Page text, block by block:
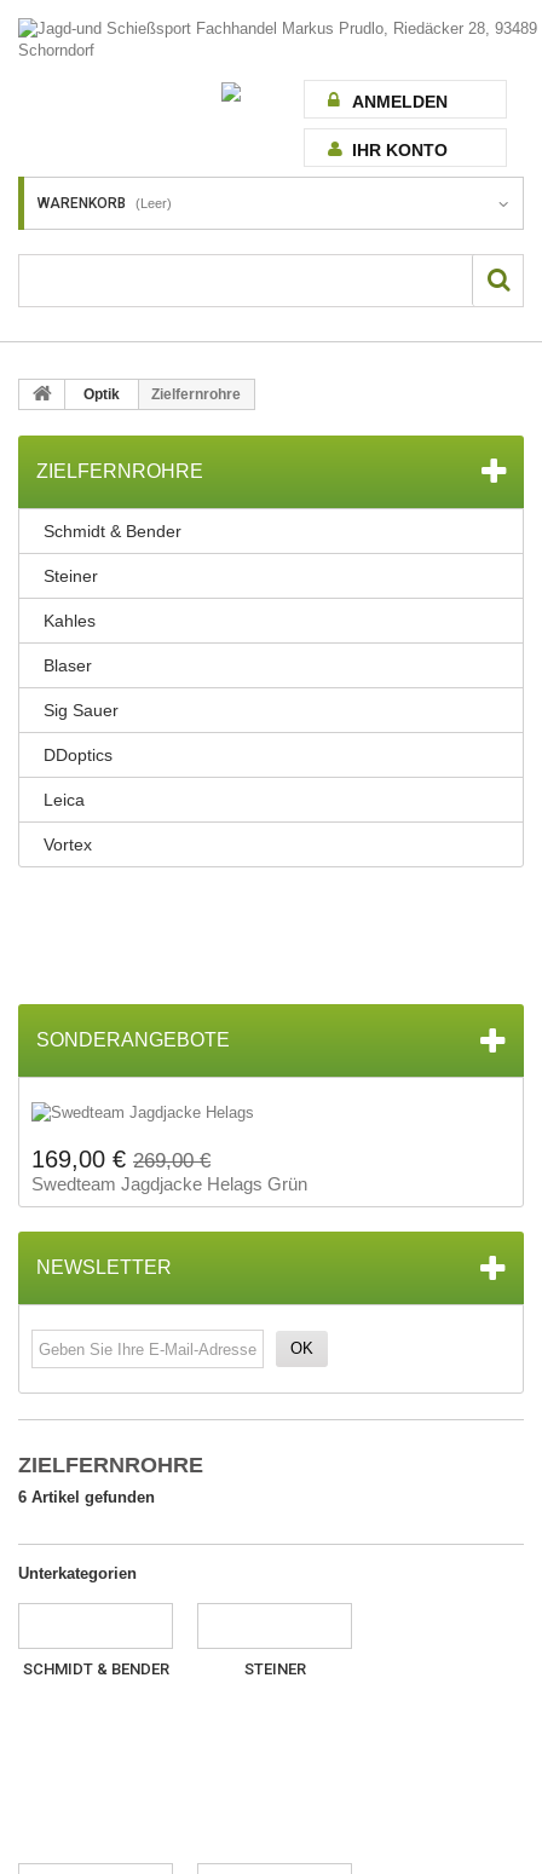
ANMELDEN
IHR KONTO
WARENKORB (Leer)
Optik Zielfernrohre
ZIELFERNROHRE
Schmidt & Bender
Steiner
Kahles
Blaser
Sig Sauer
DDoptics
Leica
Vortex
SONDERANGEBOTE
169,00 € 269,00 €
Swedteam Jagdjacke Helags Grün
NEWSLETTER
OK
ZIELFERNROHRE
6 Artikel gefunden
Unterkategorien
SCHMIDT & BENDER STEINER